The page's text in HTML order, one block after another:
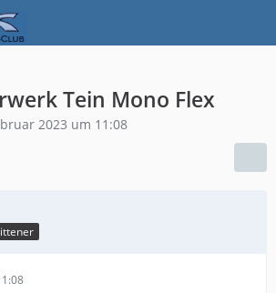
Tein Mono Flex
2023 um 11:08